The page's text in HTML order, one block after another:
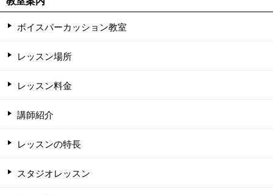
ボイスパーカッション教室
レッスン場所
レッスン料金
講師紹介
レッスンの特長
スタジオレッスン